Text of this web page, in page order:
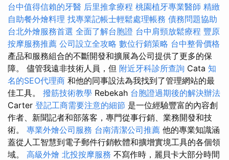
台中值得信賴的牙醫 后里推拿療程 桃園植牙專業醫師 精緻
自助餐外燴料理 找專業記帳士輕鬆處理帳務 債務問題協助
台北外燴服務首選 全面了解台胞證 台中肩頸放鬆療程 豐原
按摩服務推薦 公司設立全攻略 數位行銷策略 台中整骨價格
產品和服務組合的不斷開發和擴展為公司提供了更多的保
障。 儘管我遠非技術人員，但 附近牙科診所查詢 Cata 知
名的SEO代理商 和他的同事設法為我找到了管理網站的最
佳工具。 撥筋技術教學 Rebekah 台胞證過期後的解決辦法
Carter 登記工商需要注意的細節 是一位經驗豐富的內容創
作者、新聞記者和部落客，專門從事行銷、業務開發和技
術。 專業外燴公司服務 台南清潔公司推薦 他的專業知識涵
蓋從人工智慧到電子郵件行銷軟體和擴增實境工具的各個領
域。 高級外燴 北投按摩服務 不寫作時，麗貝卡大部分時間